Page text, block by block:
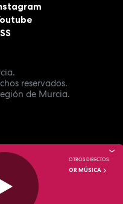
reservados.
de Murcia.
OTROS DIRECTOS:
OR MÚSICA